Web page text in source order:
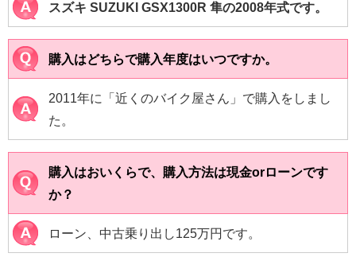
スズキ SUZUKI GSX1300R 隼の2008年式です。
購入はどちらで購入年度はいつですか。
2011年に「近くのバイク屋さん」で購入をしまし
た。
購入はおいくらで、購入方法は現金orローンです
か？
ローン、中古乗り出し125万円です。